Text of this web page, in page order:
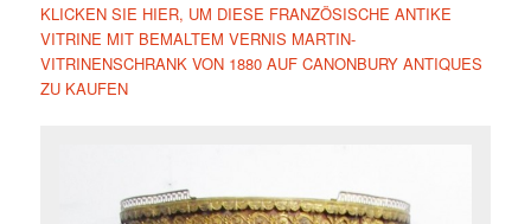
KLICKEN SIE HIER, UM DIESE FRANZÖSISCHE ANTIKE
VITRINE MIT BEMALTEM VERNIS MARTIN-
VITRINENSCHRANK VON 1880 AUF CANONBURY ANTIQUES
ZU KAUFEN